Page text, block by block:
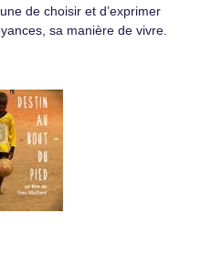
de choisir et d’exprimer
sa manière de vivre.